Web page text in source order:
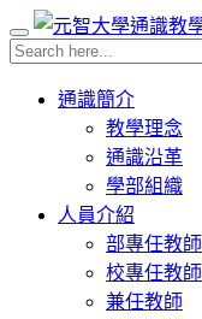
通識簡介
教學理念
通識沿革
學部組織
人員介紹
部專任教師
校專任教師
兼任教師